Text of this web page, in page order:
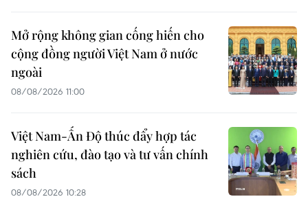
Mở rộng không gian cống hiến cho
cộng đồng người Việt Nam ở nước
ngoài
08/08/2026 11:00
Việt Nam-Ấn Độ thúc đẩy hợp tác
nghiên cứu, đào tạo và tư vấn chính
sách
08/08/2026 10:28